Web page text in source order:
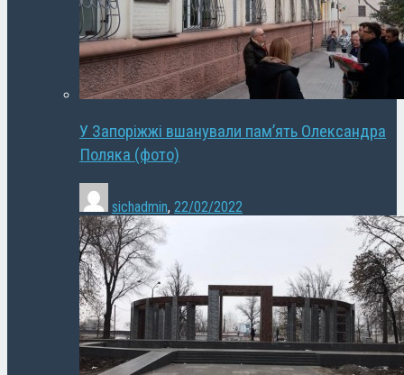
У Запоріжжі вшанували пам’ять Олександра
Поляка (фото)
sichadmin, 22/02/2022